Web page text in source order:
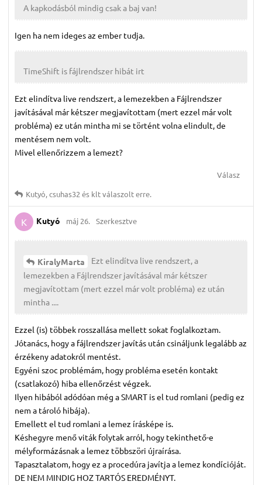
A kapkodásból mindig csak a baj van!
Igen ha nem ideges az ember tudja.
TimeShift is fájlrendszer hibát irt
Ezt elindítva live rendszert, a lemezekben a Fájlrendszer
javításával már kétszer megjavítottam (mert ezzel már volt
probléma) ez után mintha mi se történt volna elindult, de
mentésem nem volt.
Mivel ellenőrizzem a lemezt?
Válasz
Kutyó,csuhas32 és kltválaszolt erre.
K Kutyó máj 26. Szerkesztve
KiralyMarta
Ezt elindítva live rendszert, a
lemezekben a Fájlrendszer javításával már kétszer
megjavítottam (mert ezzel már volt probléma) ez után
mintha ....
Ezzel (is) többek rosszallása mellett sokat foglalkoztam.
Jótanács, hogy a fájlrendszer javítás után csináljunk legalább az
érzékeny adatokról mentést.
Egyéni szoc problémám, hogy probléma esetén kontakt
(csatlakozó) hiba ellenőrzést végzek.
Ilyen hibából adódóan még a SMART is el tud romlani (pedig ez
nem a tároló hibája).
Emellett el tud romlani a lemez írásképe is.
Késhegyre menő viták folytak arról, hogy tekinthető-e
mélyformázásnak a lemez többszöri újraírása.
Tapasztalatom, hogy ez a procedúra javítja a lemez kondícióját.
DE NEM MINDIG HOZ TARTÓS EREDMÉNYT.